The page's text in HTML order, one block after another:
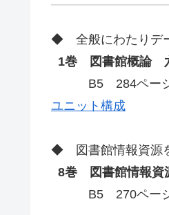
◆ 全般にわたりデ
1巻 図書館概論
B5 284ページ
ユニット構成
◆ 図書館情報資源を
8巻 図書館情報資
B5 270ページ